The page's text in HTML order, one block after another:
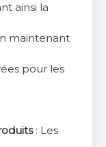
ainsi la
maintenant
pour les
: Les